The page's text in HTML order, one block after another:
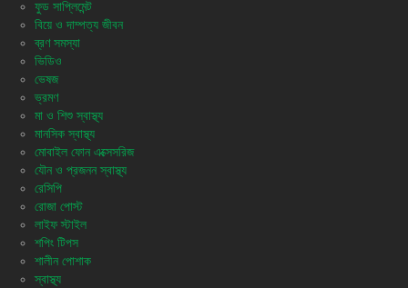
ফুড সাপ্লিমেন্ট
বিয়ে ও দাম্পত্য জীবন
ব্রণ সমস্যা
ভিডিও
ভেষজ
ভ্রমণ
মা ও শিশু স্বাস্থ্য
মানসিক স্বাস্থ্য
মোবাইল ফোন এক্সেসরিজ
যৌন ও প্রজনন স্বাস্থ্য
রেসিপি
রোজা পোস্ট
লাইফ স্টাইল
শপিং টিপস
শালীন পোশাক
স্বাস্থ্য